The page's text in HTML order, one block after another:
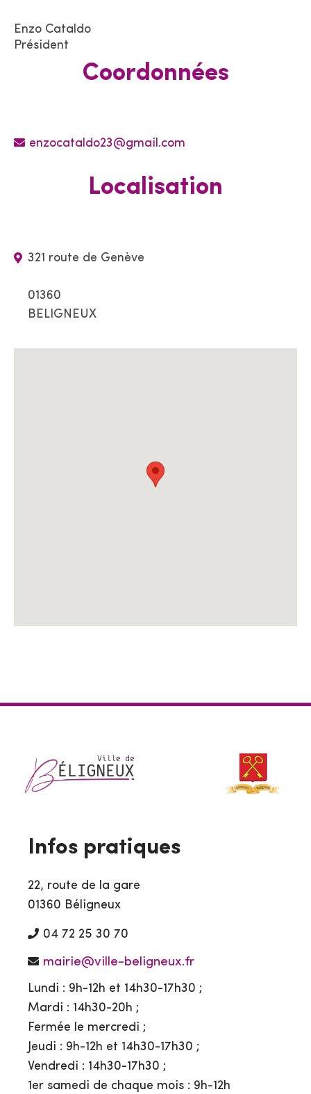
Enzo Cataldo
Président
Coordonnées
enzocataldo23@gmail.com
Localisation
321 route de Genève
01360
BELIGNEUX
Infos pratiques
22, route de la gare
01360 Béligneux
04 72 25 30 70
mairie@ville-beligneux.fr
Lundi : 9h-12h et 14h30-17h30 ;
Mardi : 14h30-20h ;
Fermée le mercredi ;
Jeudi : 9h-12h et 14h30-17h30 ;
Vendredi : 14h30-17h30 ;
1er samedi de chaque mois : 9h-12h